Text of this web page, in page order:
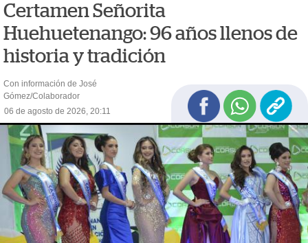
Certamen Señorita
Huehuetenango: 96 años llenos de
historia y tradición
Con información de José
Gómez/Colaborador
06 de agosto de 2026, 20:11